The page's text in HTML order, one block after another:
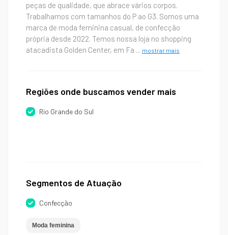
peças de qualidade, que abrace vários corpos.
Trabalhamos com tamanhos do P ao G3. Somos uma
marca de moda feminina casual, de confecção
própria desde 2022. Temos nossa loja no shopping
atacadista Golden Center, em Fa ... mostrar mais
Regiões onde buscamos vender mais
Rio Grande do Sul
Segmentos de Atuação
Confecção
Moda feminina